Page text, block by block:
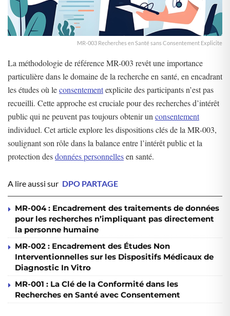
MR-003 Recherches en Santé sans Consentement Explicite
La méthodologie de référence MR-003 revêt une importance
particulière dans le domaine de la recherche en santé, en encadrant
les études où leconsentementexplicite des participants n’est pas
recueilli. Cette approche est cruciale pour des recherches d’intérêt
public qui ne peuvent pas toujours obtenir un consentement
individuel. Cet article explore les dispositions clés de la MR-003,
soulignant son rôle dans la balance entre l’intérêt public et la
protection desdonnées personnellesen santé.
A lire aussi sur DPO PARTAGE
MR-004 : Encadrement des traitements de données
pour les recherches n’impliquant pas directement
la personne humaine
MR-002 : Encadrement des Études Non
Interventionnelles sur les Dispositifs Médicaux de
Diagnostic In Vitro
MR-001 : La Clé de la Conformité dans les
Recherches en Santé avec Consentement